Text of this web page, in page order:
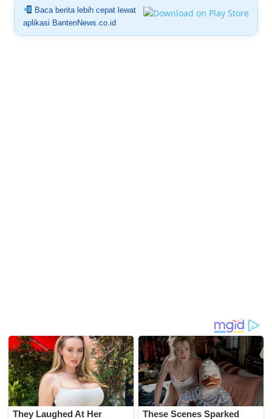
Baca berita lebih cepat lewat
aplikasi BantenNews.co.id